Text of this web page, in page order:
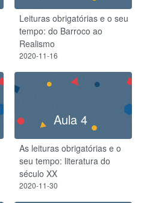
Leituras obrigatórias e o seu
tempo: do Barroco ao
Realismo
2020-11-16
Aula 4
As leituras obrigatórias e o
seu tempo: literatura do
século XX
2020-11-30